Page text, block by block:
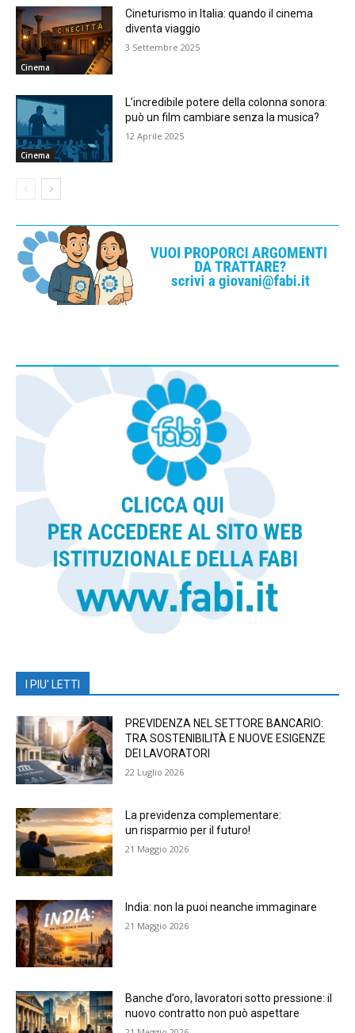
Cinema
Cineturismo in Italia: quando il cinema
diventa viaggio
3 Settembre 2025
Cinema
L’incredibile potere della colonna sonora:
può un film cambiare senza la musica?
12 Aprile 2025
I PIU' LETTI
PREVIDENZA NEL SETTORE BANCARIO:
TRA SOSTENIBILITÀ E NUOVE ESIGENZE
DEI LAVORATORI
22 Luglio 2026
La previdenza complementare:
un risparmio per il futuro!
21 Maggio 2026
India: non la puoi neanche immaginare
21 Maggio 2026
Banche d’oro, lavoratori sotto pressione: il
nuovo contratto non può aspettare